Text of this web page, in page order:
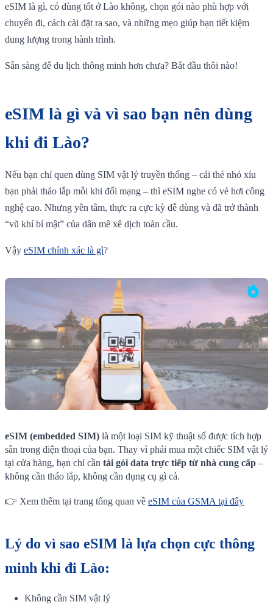
eSIM là gì, có dùng tốt ở Lào không, chọn gói nào phù hợp với
chuyến đi, cách cài đặt ra sao, và những mẹo giúp bạn tiết kiệm
dung lượng trong hành trình.
Sẵn sàng để du lịch thông minh hơn chưa? Bắt đầu thôi nào!
eSIM là gì và vì sao bạn nên dùng
khi đi Lào?
Nếu bạn chỉ quen dùng SIM vật lý truyền thống – cái thẻ nhỏ xíu
bạn phải tháo lắp mỗi khi đổi mạng – thì eSIM nghe có vẻ hơi công
nghệ cao. Nhưng yên tâm, thực ra cực kỳ dễ dùng và đã trở thành
“vũ khí bí mật” của dân mê xê dịch toàn cầu.
Vậy eSIM chính xác là gì?
eSIM (embedded SIM) là một loại SIM kỹ thuật số được tích hợp
sẵn trong điện thoại của bạn. Thay vì phải mua một chiếc SIM vật lý
tại cửa hàng, bạn chỉ cần tải gói data trực tiếp từ nhà cung cấp –
không cần tháo lắp, không cần dụng cụ gì cả.
👉 Xem thêm tại trang tổng quan về eSIM của GSMA tại đây
Lý do vì sao eSIM là lựa chọn cực thông
minh khi đi Lào:
Không cần SIM vật lý